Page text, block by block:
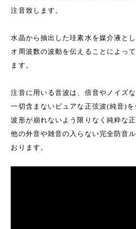
注音致します。
水晶から抽出した珪素水を媒介液と
オ周波数の波動を伝えることによっ
ます。
注音に用いる音波は、倍音やノイズ
一切含まないピュアな正弦波(純音)を
波形が崩れないよう限りなく純粋な
他の外音や雑音の入らない完全防音
おります。